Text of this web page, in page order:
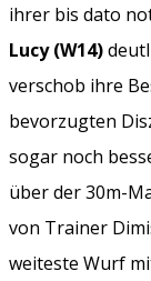
ihrer bis dato
Lucy (W14)
verschob ihre
bevorzugten
sogar noch
über der 30m-
von Trainer
weiteste Wurf